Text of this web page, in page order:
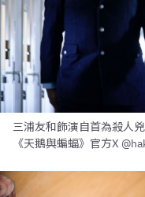
三浦友和飾演自首為殺人
《天鵝與蝙蝠》官方X